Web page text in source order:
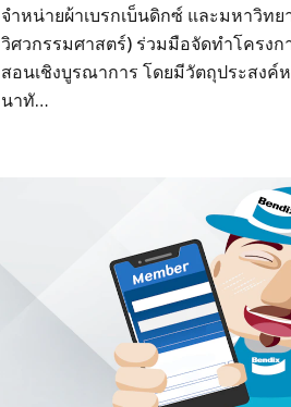
จำหน่ายผ้าเบรกเบ็นดิกซ์ และมหาวิท
วิศวกรรมศาสตร์) ร่วมมือจัดทำโครงก
สอนเชิงบูรณาการ โดยมีวัตถุประสง
นาทั…